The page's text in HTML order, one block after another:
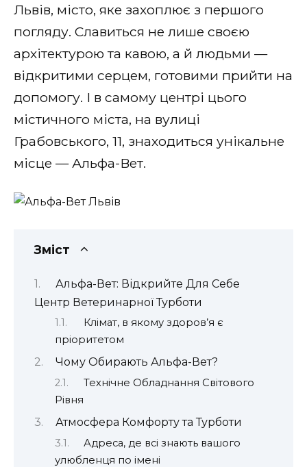
Львів, місто, яке захоплює з першого
погляду. Славиться не лише своєю
архітектурою та кавою, а й людьми —
відкритими серцем, готовими прийти на
допомогу. І в самому центрі цього
містичного міста, на вулиці
Грабовського, 11, знаходиться унікальне
місце — Альфа-Вет.
Зміст
Альфа-Вет: Відкрийте Для Себе
Центр Ветеринарної Турботи
Клімат, в якому здоров’я є
пріоритетом
Чому Обирають Альфа-Вет?
Технічне Обладнання Світового
Рівня
Атмосфера Комфорту та Турботи
Адреса, де всі знають вашого
улюбленця по імені